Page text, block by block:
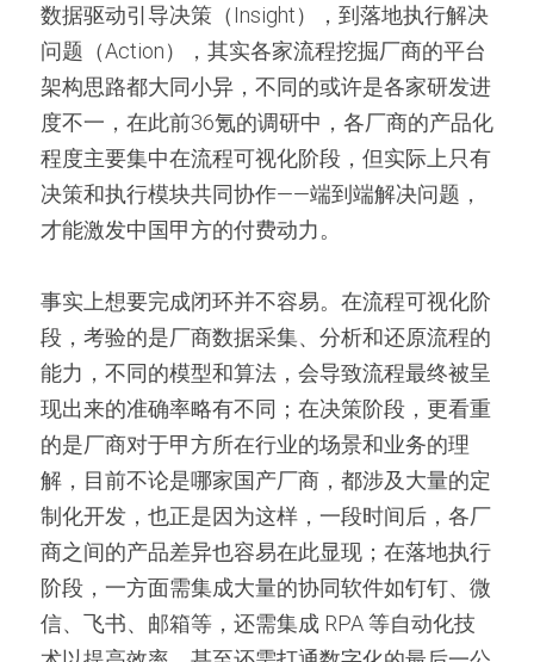
数据驱动引导决策（Insight），到落地执行解决
问题（Action），其实各家流程挖掘厂商的平台
架构思路都大同小异，不同的或许是各家研发进
度不一，在此前36氪的调研中，各厂商的产品化
程度主要集中在流程可视化阶段，但实际上只有
决策和执行模块共同协作——端到端解决问题，
才能激发中国甲方的付费动力。
事实上想要完成闭环并不容易。在流程可视化阶
段，考验的是厂商数据采集、分析和还原流程的
能力，不同的模型和算法，会导致流程最终被呈
现出来的准确率略有不同；在决策阶段，更看重
的是厂商对于甲方所在行业的场景和业务的理
解，目前不论是哪家国产厂商，都涉及大量的定
制化开发，也正是因为这样，一段时间后，各厂
商之间的产品差异也容易在此显现；在落地执行
阶段，一方面需集成大量的协同软件如钉钉、微
信、飞书、邮箱等，还需集成 RPA 等自动化技